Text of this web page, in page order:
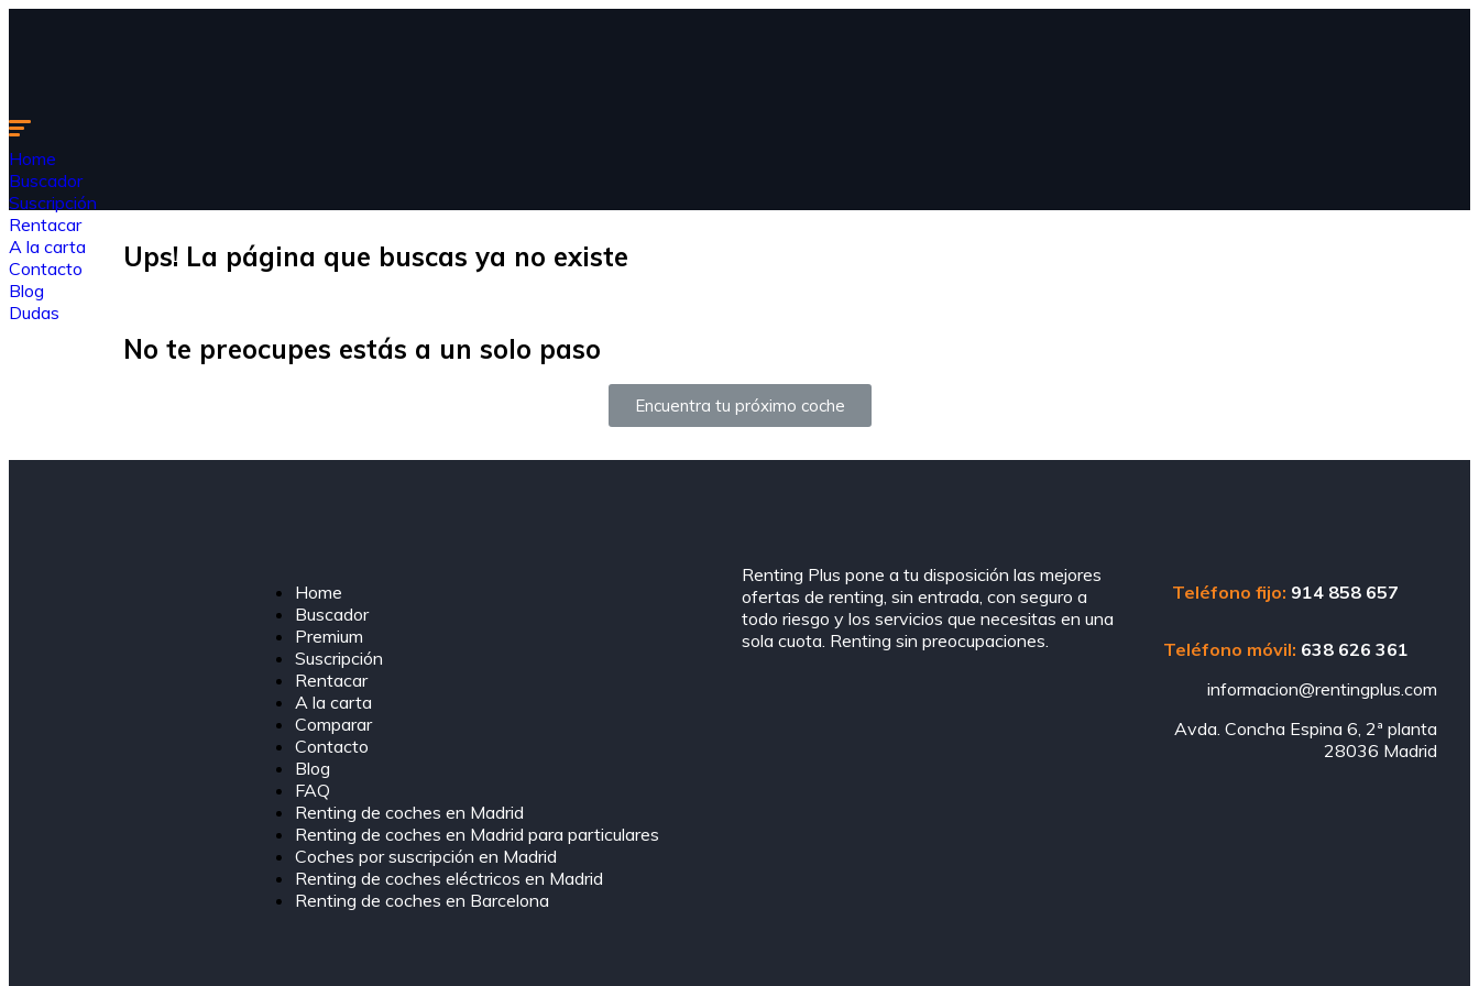
Home
Buscador
Suscripción
Rentacar
A la carta
Contacto
Blog
Dudas
Ups! La página que buscas ya no existe
No te preocupes estás a un solo paso
Encuentra tu próximo coche
Home
Buscador
Premium
Suscripción
Rentacar
A la carta
Comparar
Contacto
Blog
FAQ
Renting de coches en Madrid
Renting de coches en Madrid para particulares
Coches por suscripción en Madrid
Renting de coches eléctricos en Madrid
Renting de coches en Barcelona
Renting Plus pone a tu disposición las mejores
ofertas de renting, sin entrada, con seguro a
todo riesgo y los servicios que necesitas en una
sola cuota. Renting sin preocupaciones.
Teléfono fijo: 914 858 657
Teléfono móvil: 638 626 361
informacion@rentingplus.com
Avda. Concha Espina 6, 2ª planta
28036 Madrid